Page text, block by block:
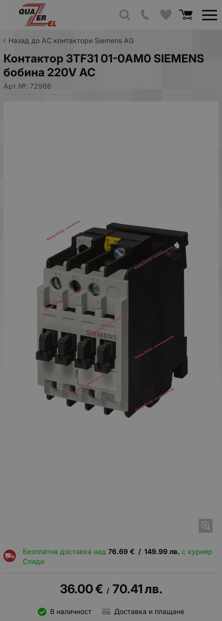
Назад до AC контактори Siemens AG
Контактор 3TF31 01-0AM0 SIEMENS
бобина 220V AC
Арт.№: 72966
Безплатна доставка над 76.69 € / 149.99 лв. с куриер
Спиди
36.00€ / 70.41лв.
В наличност Доставка и плащане